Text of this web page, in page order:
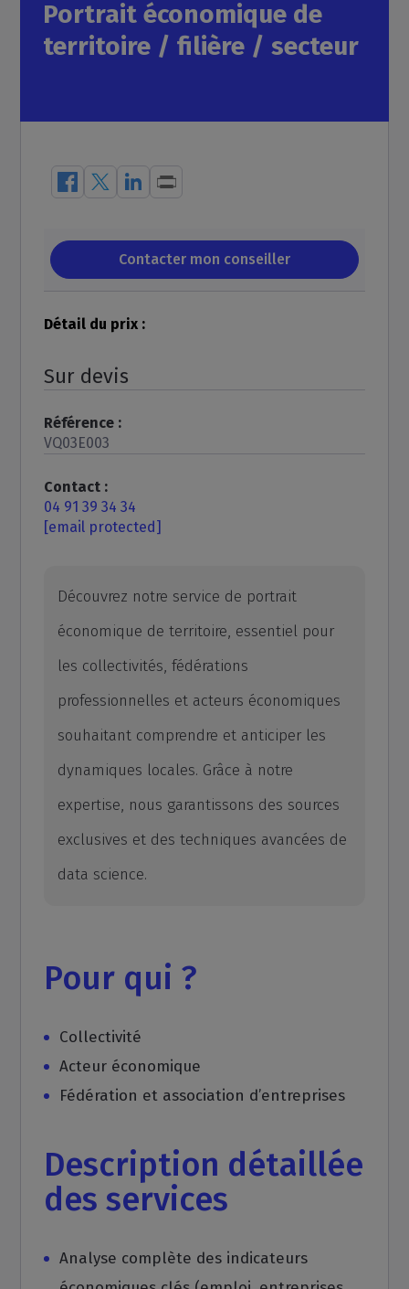
Portrait économique de
territoire / filière / secteur
Découvrez notre service de portrait
économique de territoire, essentiel pour
les collectivités, fédérations
professionnelles et acteurs économiques
souhaitant comprendre et anticiper les
dynamiques locales. Grâce à notre
expertise, nous garantissons des sources
exclusives et des techniques avancées de
data science.
Pour qui ?
Collectivité
Acteur économique
Fédération et association d’entreprises
Description détaillée
des services
Analyse complète des indicateurs
Détail du prix :
Sur devis
Référence :
VQ03E003
Contact :
04 91 39 34 34
[email protected]